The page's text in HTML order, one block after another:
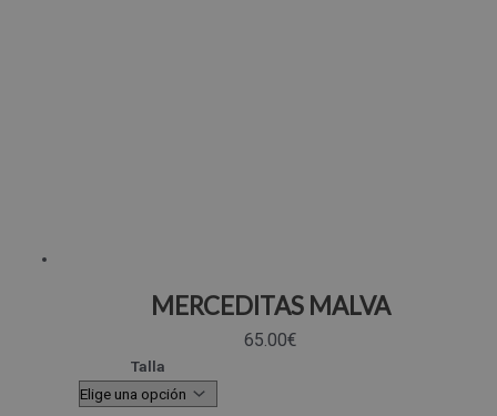
MERCEDITAS MALVA
65.00€
Talla